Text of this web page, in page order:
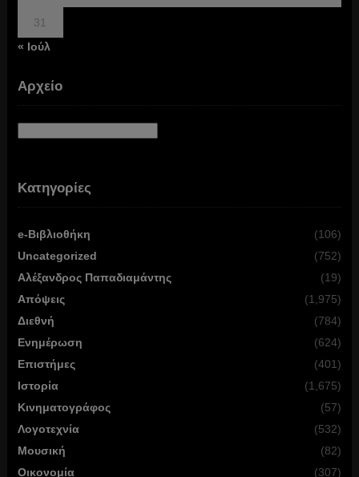
31
« Ιούλ
Αρχείο
Κατηγορίες
e-Βιβλιοθήκη
(106)
Uncategorized
(752)
Αλέξανδρος Παπαδιαμάντης
(19)
Απόψεις
(1,975)
Διεθνή
(784)
Ενημέρωση
(624)
Επιστήμες
(401)
Ιστορία
(1,675)
Κινηματογράφος
(57)
Λογοτεχνία
(532)
Μουσική
(82)
Οικονομία
(307)